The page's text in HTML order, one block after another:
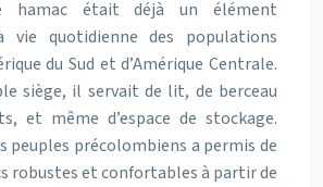
hamac était déjà un élément
vie quotidienne des populations
du Sud et d’Amérique Centrale.
siège, il servait de lit, de berceau
et même d’espace de stockage.
peuples précolombiens a permis de
robustes et confortables à partir de